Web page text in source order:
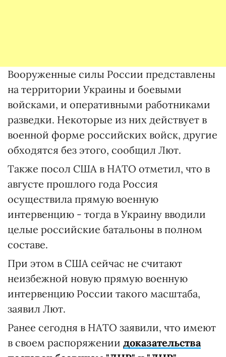
Вооруженные силы России представлены
на территории Украины и боевыми
войсками, и оперативными работниками
разведки. Некоторые из них действует в
военной форме российских войск, другие
обходятся без этого, сообщил Лют.
Также посол США в НАТО отметил, что в
августе прошлого года Россия
осуществила прямую военную
интервенцию - тогда в Украину вводили
целые российские батальоны в полном
составе.
При этом в США сейчас не считают
неизбежной новую прямую военную
интервенцию России такого масштаба,
заявил Лют.
Ранее сегодня в НАТО заявили, что имеют
в своем распоряжении доказательства